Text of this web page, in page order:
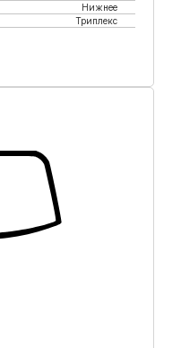
Нижнее
Триплекс